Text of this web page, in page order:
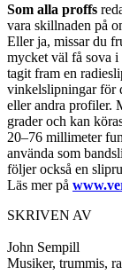
Som alla proffs
vara skillnaden på
Eller ja, missar du
mycket väl få sova
tagit fram en
vinkelslipningar för
eller andra profiler.
grader och kan
20–76 millimeter
använda som
följer också en
Läs mer på
SKRIVEN AV
John Sempill
Musiker, trummis,